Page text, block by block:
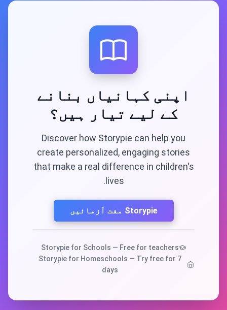
اپنی کہانیاں بنانے
کے لیے تیار ہیں؟
Discover how Storypie can help you
create personalized, engaging stories
that make a real difference in children's
lives.
Storypie مفت آزمائیں
Storypie for Schools — Free for teachers
Storypie for Homeschools — Try free for 7
days